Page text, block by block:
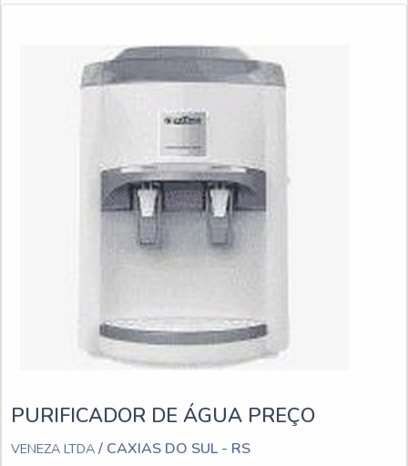
PURIFICADOR DE ÁGUA PREÇO
VENEZA LTDA / CAXIAS DO SUL - RS